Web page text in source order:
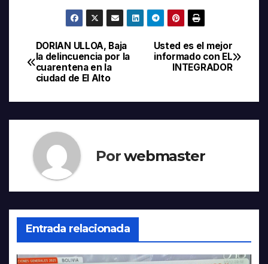
Navegación
de
entradas
Usted es el mejor
informado con EL
INTEGRADOR
DORIAN ULLOA, Baja
la delincuencia por la
cuarentena en la
ciudad de El Alto
Porwebmaster
Entrada relacionada